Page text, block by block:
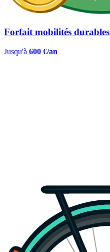
Forfait mobilités durables
Jusqu'à 600 €/an